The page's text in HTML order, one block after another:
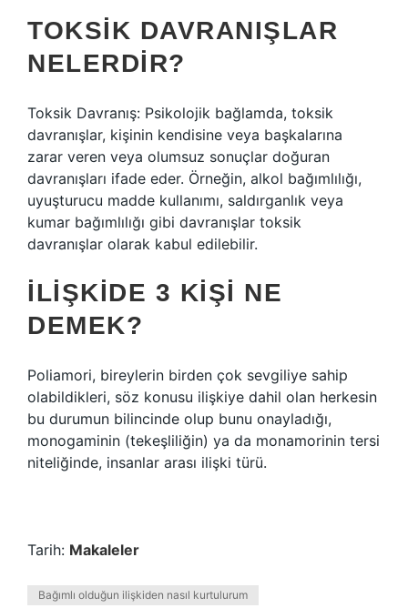
TOKSIK DAVRANIŞLAR
NELERDIR?
Toksik Davranış: Psikolojik bağlamda, toksik
davranışlar, kişinin kendisine veya başkalarına
zarar veren veya olumsuz sonuçlar doğuran
davranışları ifade eder. Örneğin, alkol bağımlılığı,
uyuşturucu madde kullanımı, saldırganlık veya
kumar bağımlılığı gibi davranışlar toksik
davranışlar olarak kabul edilebilir.
İLIŞKIDE 3 KIŞI NE
DEMEK?
Poliamori, bireylerin birden çok sevgiliye sahip
olabildikleri, söz konusu ilişkiye dahil olan herkesin
bu durumun bilincinde olup bunu onayladığı,
monogaminin (tekeşliliğin) ya da monamorinin tersi
niteliğinde, insanlar arası ilişki türü.
Tarih: Makaleler
Bağımlı olduğun ilişkiden nasıl kurtulurum